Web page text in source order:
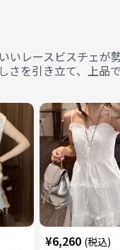
いレースビスチェが
さを引き立て、上品
¥6,260 (税込)